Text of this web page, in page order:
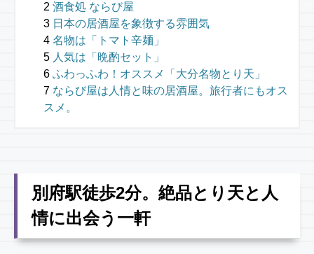
酒食処 ならび屋
日本の居酒屋を象徴する雰囲気
名物は「トマト辛麺」
人気は「晩酌セット」
ふわっふわ！オススメ「大分名物とり天」
ならび屋は人情と味の居酒屋。旅行者にもオス
スメ。
別府駅徒歩2分。絶品とり天と人
情に出会う一軒